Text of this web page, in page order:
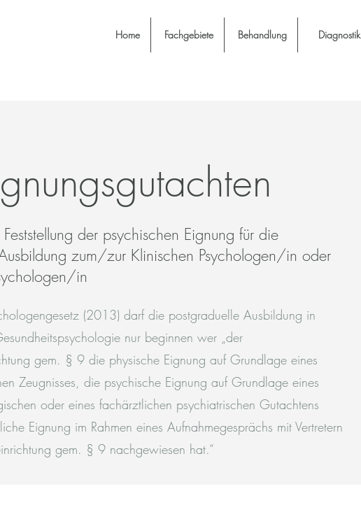
Home Fachgebiete Behandlung Diagnostik
der psychischen Eignung für die
zum/zur Klinischen Psychologen/in oder
in
(2013) darf die postgraduelle Ausbildung in
nur beginnen wer „der
gem. § 9 die physische Eignung auf Grundlage eines
Zeugnisses, die psychische Eignung auf Grundlage eines
oder eines fachärztlichen psychiatrischen Gutachtens
Eignung im Rahmen eines Aufnahmegesprächs mit Vertretern
gem. § 9 nachgewiesen hat.“